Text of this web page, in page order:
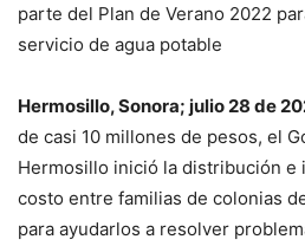
parte del Plan de Verano 2022
servicio de agua potable
Hermosillo, Sonora; julio 28 de
de casi 10 millones de pesos, el
Hermosillo inició la distribución e
costo entre familias de colonias
para ayudarlos a resolver